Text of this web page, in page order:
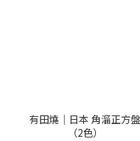
有田燒｜日本 角溜正方盤
（2色）